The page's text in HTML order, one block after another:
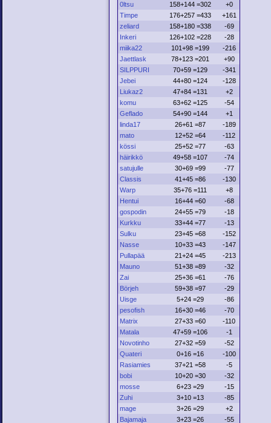
0ltsu
158+144 =302
+0
Timpe
176+257 =433
+161
zeliard
158+180 =338
-69
Inkeri
126+102 =228
-28
miika22
101+98 =199
-216
Jaettlask
78+123 =201
+90
SILPPURI
70+59 =129
-341
Jebei
44+80 =124
-128
Liukaz2
47+84 =131
+2
komu
63+62 =125
-54
Geflado
54+90 =144
+1
linda17
26+61 =87
-189
mato
12+52 =64
-112
kössi
25+52 =77
-63
häirikkö
49+58 =107
-74
satujulle
30+69 =99
-77
Classis
41+45 =86
-130
Warp
35+76 =111
+8
Hentui
16+44 =60
-68
gospodin
24+55 =79
-18
Kurkku
33+44 =77
-13
Sulku
23+45 =68
-152
Nasse
10+33 =43
-147
Pullapää
21+24 =45
-213
Mauno
51+38 =89
-32
Zai
25+36 =61
-76
Börjeh
59+38 =97
-29
Uisge
5+24 =29
-86
pesofish
16+30 =46
-70
Matrix
27+33 =60
-110
Matala
47+59 =106
-1
Novotinho
27+32 =59
-52
Quateri
0+16 =16
-100
Rasiamies
37+21 =58
-5
bobi
10+20 =30
-32
mosse
6+23 =29
-15
Zuhi
3+10 =13
-85
mage
3+26 =29
+2
Bajamaja
3+23 =26 -55